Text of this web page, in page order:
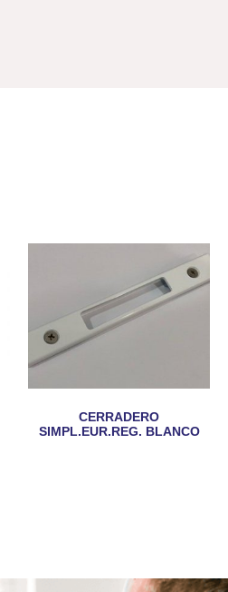
CERRADERO
SIMPL.EUR.REG. BLANCO